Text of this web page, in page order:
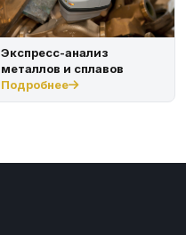
Экспресс-анализ
металлов и сплавов
Подробнее